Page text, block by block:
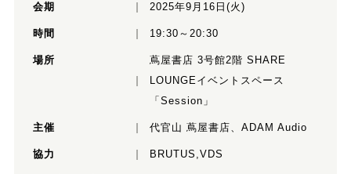
会期 2025年9月16日(火)
時間 19:30～20:30
場所
蔦屋書店 3号館2階 SHARE
LOUNGEイベントスペース
「Session」
主催 代官山 蔦屋書店、ADAM Audio
協力 BRUTUS,VDS